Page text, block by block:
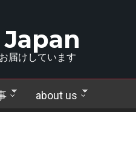
届けしています
about us